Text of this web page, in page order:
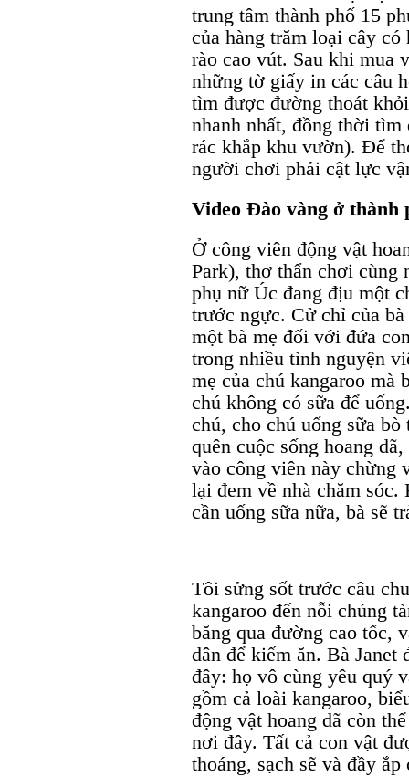
trung tâm thành phố 15
của hàng trăm loại cây
rào cao vút. Sau khi mua
những tờ giấy in các câu
tìm được đường thoát
nhanh nhất, đồng thời
rác khắp khu vườn). Để
người chơi phải cật lực
Video Đào vàng ở thành
Ở công viên động vật
Park), thơ thẩn chơi cùng
phụ nữ Úc đang địu một
trước ngực. Cử chỉ của
một bà mẹ đối với đứa
trong nhiều tình nguyện
mẹ của chú kangaroo mà
chú không có sữa để
chú, cho chú uống sữa
quên cuộc sống hoang
vào công viên này chừng
lại đem về nhà chăm
cần uống sữa nữa, bà sẽ
Tôi sửng sốt trước câu
kangaroo đến nỗi chúng
băng qua đường cao tốc,
dân để kiếm ăn. Bà Janet
đây: họ vô cùng yêu quý
gồm cả loài kangaroo,
động vật hoang dã còn
nơi đây. Tất cả con vật
thoáng, sạch sẽ và đầy ắp